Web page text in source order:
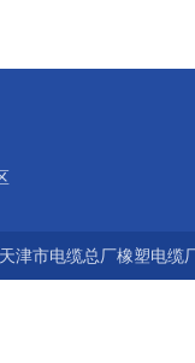
天津市电缆总厂橡塑电